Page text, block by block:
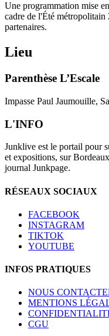
Une programmation mise
cadre de l'Été métropolitain
partenaires.
Lieu
Parenthèse L’Escale
Impasse Paul Jaumouille,
L'INFO
Junklive est le portail pour
et expositions, sur
journal Junkpage.
RÉSEAUX SOCIAUX
FACEBOOK
INSTAGRAM
TIKTOK
YOUTUBE
INFOS PRATIQUES
NOUS
MENTIONS
CGU